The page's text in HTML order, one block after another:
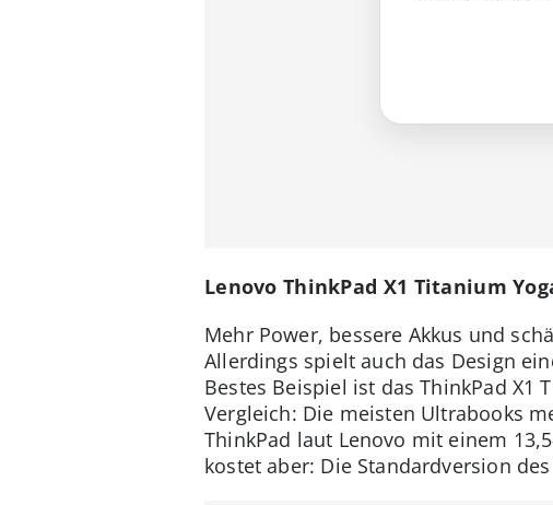
Lenovo ThinkPad X1 Titanium
Mehr Power, bessere Akkus und
Allerdings spielt auch das Design
Bestes Beispiel ist das ThinkPad
Vergleich: Die meisten Ultrabooks
ThinkPad laut Lenovo mit einem
kostet aber: Die Standardversion